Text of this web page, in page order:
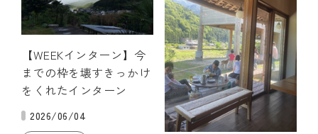
【WEEKインターン】今
までの枠を壊すきっかけ
をくれたインターン
2026/06/04